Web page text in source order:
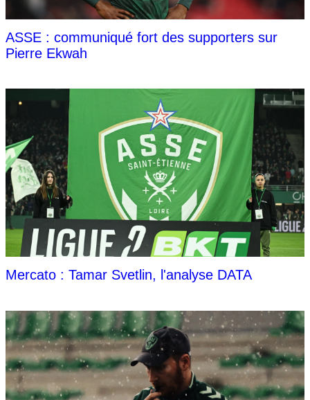
ASSE : communiqué fort des supporters sur
Pierre Ekwah
Mercato : Tamar Svetlin, l'analyse DATA